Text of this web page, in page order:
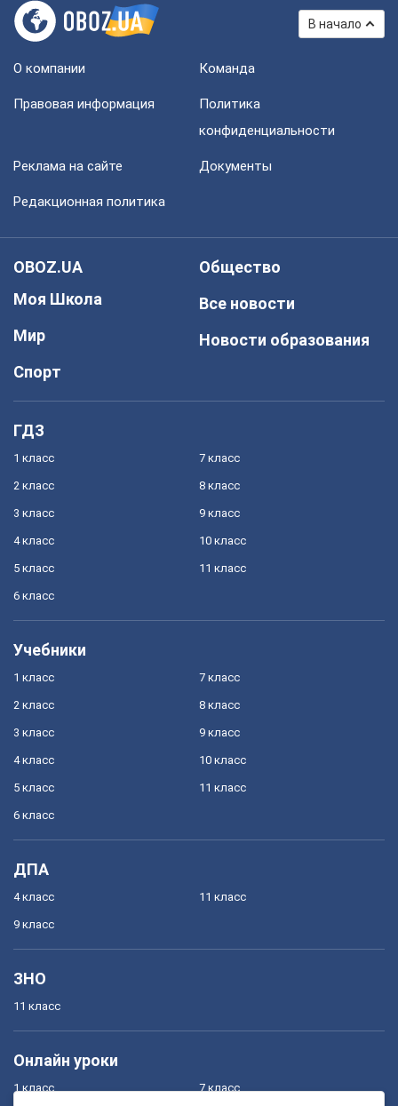
В начало
О компании Команда
Правовая информация
Политика
конфиденциальности
Реклама на сайте Документы
Редакционная политика
OBOZ.UA
Моя Школа
Мир
Спорт
Общество
Все новости
Новости образования
ГДЗ
1 класс
2 класс
3 класс
4 класс
5 класс
6 класс
7 класс
8 класс
9 класс
10 класс
11 класс
Учебники
1 класс
2 класс
3 класс
4 класс
5 класс
6 класс
7 класс
8 класс
9 класс
10 класс
11 класс
ДПА
4 класс
9 класс
11 класс
ЗНО
11 класс
Онлайн уроки
1 класс 7 класс